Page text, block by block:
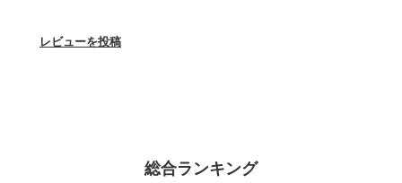
レビューを投稿
総合ランキング